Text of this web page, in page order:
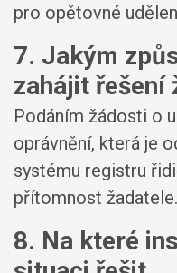
pro opětovné
7. Jakým
zahájit řešení
Podáním žádosti o
oprávnění, která je
systému registru
přítomnost žadatele.
8. Na které